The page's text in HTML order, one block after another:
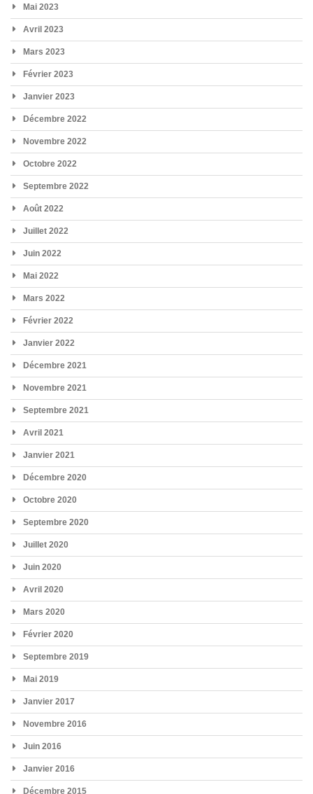
Mai 2023
Avril 2023
Mars 2023
Février 2023
Janvier 2023
Décembre 2022
Novembre 2022
Octobre 2022
Septembre 2022
Août 2022
Juillet 2022
Juin 2022
Mai 2022
Mars 2022
Février 2022
Janvier 2022
Décembre 2021
Novembre 2021
Septembre 2021
Avril 2021
Janvier 2021
Décembre 2020
Octobre 2020
Septembre 2020
Juillet 2020
Juin 2020
Avril 2020
Mars 2020
Février 2020
Septembre 2019
Mai 2019
Janvier 2017
Novembre 2016
Juin 2016
Janvier 2016
Décembre 2015